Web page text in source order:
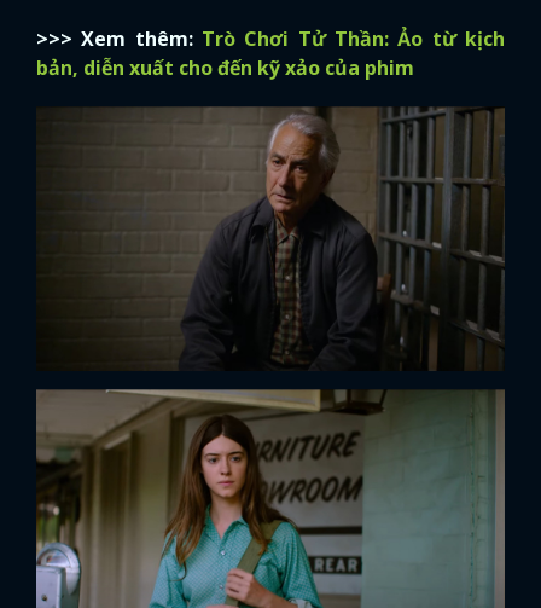
>>> Xem thêm: Trò Chơi Tử Thần: Ảo từ kịch
bản, diễn xuất cho đến kỹ xảo của phim